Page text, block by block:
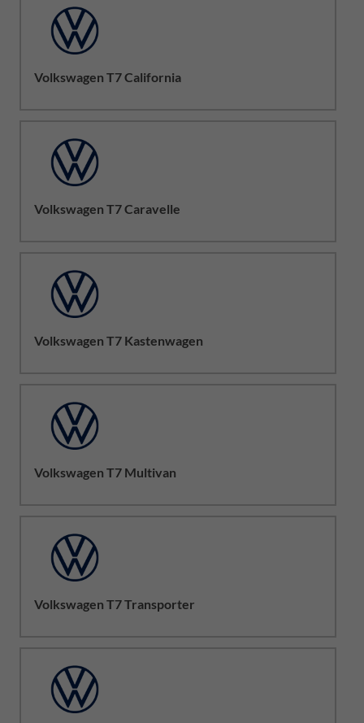
Volkswagen T7 California
Volkswagen T7 Caravelle
Volkswagen T7 Kastenwagen
Volkswagen T7 Multivan
Volkswagen T7 Transporter